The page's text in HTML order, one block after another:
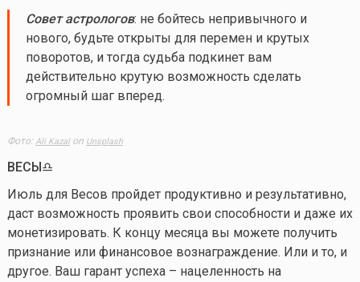
Совет астрологов: не бойтесь непривычного и
нового, будьте открыты для перемен и крутых
поворотов, и тогда судьба подкинет вам
действительно крутую возможность сделать
огромный шаг вперед.
Фото: Ali Kazalon Unsplash
ВЕСЫ♎️
Июль для Весов пройдет продуктивно и результативно,
даст возможность проявить свои способности и даже их
монетизировать. К концу месяца вы можете получить
признание или финансовое вознаграждение. Или и то, и
другое. Ваш гарант успеха – нацеленность на